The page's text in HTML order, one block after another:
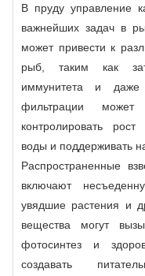
В пруду управление
важнейших задач в
может привести к
рыб, таким как
иммунитета и даже
фильтрации
контролировать
воды и поддерживать
Распространенные
включают
увядшие растения и
вещества могут
фотосинтез и
создавать